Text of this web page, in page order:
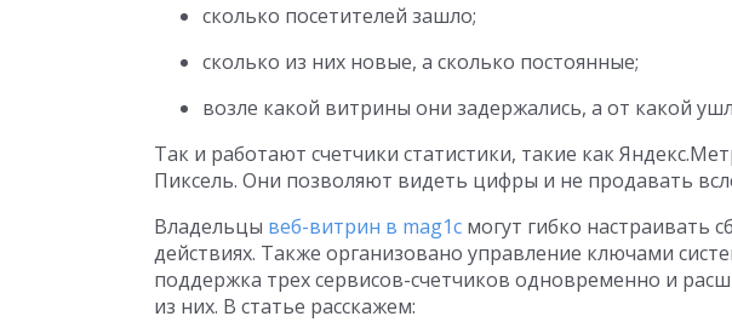
сколько посетителей зашло;
сколько из них новые, а сколько постоянные;
возле какой витрины они задержались, а от какой
Так и работают счетчики статистики, такие как
Пиксель. Они позволяют видеть цифры и не продавать
Владельцы веб-витрин в mag1c могут гибко настраивать
действиях. Также организовано управление ключами
поддержка трех сервисов-счетчиков одновременно и
из них. В статье расскажем: